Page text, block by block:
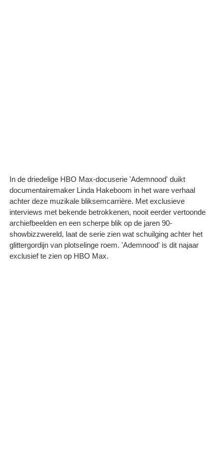
In de driedelige HBO Max-docuserie 'Ademnood' duikt
documentairemaker Linda Hakeboom in het ware verhaal
achter deze muzikale bliksemcarrière. Met exclusieve
interviews met bekende betrokkenen, nooit eerder vertoonde
archiefbeelden en een scherpe blik op de jaren 90-
showbizzwereld, laat de serie zien wat schuilging achter het
glittergordijn van plotselinge roem. 'Ademnood' is dit najaar
exclusief te zien op HBO Max.